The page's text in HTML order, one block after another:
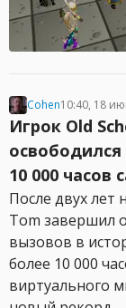
Cohen10:40, 18
Игрок Old
10 000 часов
После двух лет
Tom завершил
вызовов в
более 10 000
виртуального